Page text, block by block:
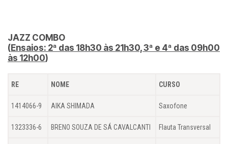
JAZZ COMBO
( Ensaios: 2ª das 18h30 às 21h30, 3ª e 4ª das 09h00
às 12h00)
RE NOME CURSO
1414066-9 AIKA SHIMADA Saxofone
1323336-6 BRENO SOUZA DE SÁ CAVALCANTI Flauta Transversal